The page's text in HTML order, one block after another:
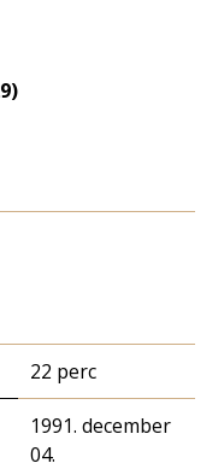
22 perc
1991. december
04.